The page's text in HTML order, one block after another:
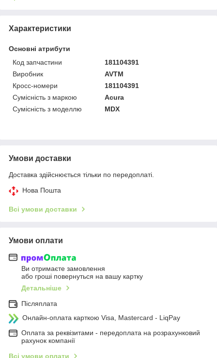
Характеристики
Основні атрибути
Код запчастини
181104391
Виробник
AVTM
Кросс-номери
181104391
Сумісність з маркою
Acura
Сумісність з моделлю
MDX
Умови доставки
Доставка здійснюється тільки по передоплаті.
Нова Пошта
Всі умови доставки
Умови оплати
Ви отримаєте замовлення
або гроші повернуться на вашу картку
Детальніше
Післяплата
Онлайн-оплата карткою Visa, Mastercard - LiqPay
Оплата за реквізитами - передоплата на розрахунковий
рахунок компанії
Всі умови оплати